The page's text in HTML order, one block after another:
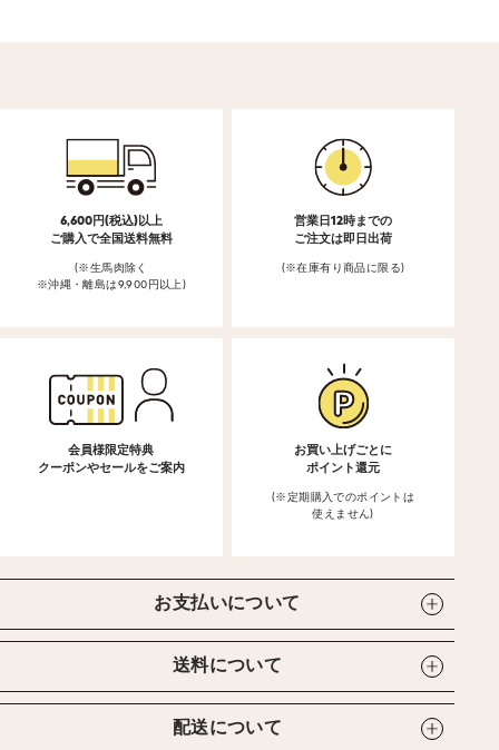
6,600円(税込)以上
ご購入で全国送料無料
(※生馬肉除く
※沖縄・離島は9,900円以上)
営業日12時までの
ご注文は即日出荷
(※在庫有り商品に限る)
会員様限定特典
クーポンやセールをご案内
お買い上げごとに
ポイント還元
(※定期購入でのポイントは
使えません)
お支払いについて
送料について
配送について